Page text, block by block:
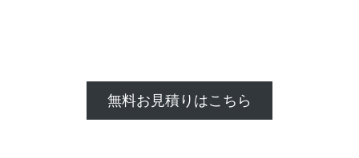
無料お見積りはこちら